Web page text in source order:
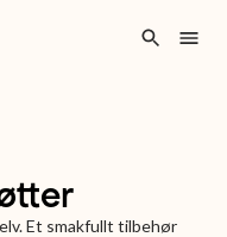
Et smakfullt tilbehør